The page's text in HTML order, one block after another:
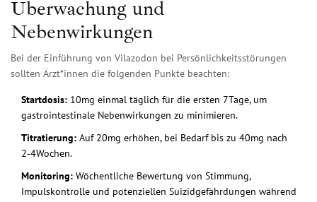
Überwachung und
Nebenwirkungen
Bei der Einführung von Vilazodon bei Persönlichkeitsstörungen
sollten Ärzt*innen die folgenden Punkte beachten:
Startdosis: 10mg einmal täglich für die ersten 7Tage, um
gastrointestinale Nebenwirkungen zu minimieren.
Titratierung: Auf 20mg erhöhen, bei Bedarf bis zu 40mg nach
2‑4Wochen.
Monitoring: Wöchentliche Bewertung von Stimmung,
Impulskontrolle und potenziellen Suizidgefährdungen während